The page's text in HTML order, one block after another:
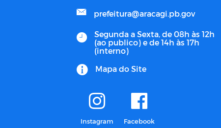
prefeitura@aracagi.pb.gov
Segunda a Sexta, de 08h às 12h
(ao publico) e de 14h às 17h
(interno)
Mapa do Site
Instagram Facebook